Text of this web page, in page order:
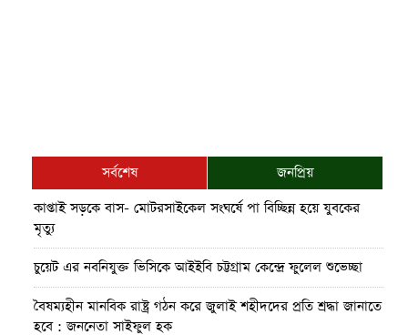
সর্বশেষ
জনপ্রিয়
কাপ্তাই সড়কে বাস- মোটরসাইকেল সংঘর্ষে পা বিচ্ছিন্ন হয়ে যুবকের
মৃত্যু
চুয়েট এর নবনিযুক্ত ভিসিকে আইইবি চট্টগ্রাম কেন্দ্রে ফুলেল শুভেচ্ছা
বৈষম্যহীন মানবিক রাষ্ট্র গঠন করে জুলাই শহীদদের প্রতি শ্রদ্ধা জানাতে
হবে : জননেতা সাইফুল হক